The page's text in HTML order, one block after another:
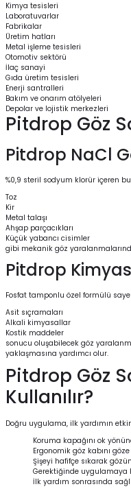
Kimya tesisleri
Laboratuvarlar
Fabrikalar
Üretim hatları
Metal işleme tesisleri
Otomotiv sektörü
İlaç sanayi
Gıda üretim tesisleri
Enerji santralleri
Bakım ve onarım atölyeleri
Depolar ve lojistik merkezleri
Pitdrop Göz
Pitdrop NaCl
%0,9 steril sodyum klorür içeren
Toz
Kir
Metal talaşı
Ahşap parçacıkları
Küçük yabancı cisimler
gibi mekanik göz
Pitdrop
Fosfat tamponlu özel formülü
Asit sıçramaları
Alkali kimyasallar
Kostik maddeler
sonucu oluşabilecek göz
yaklaşmasına yardımcı olur.
Pitdrop Göz
Kullanılır?
Doğru uygulama, ilk yardımın
Koruma kapağını ok
Ergonomik göz kabını
Şişeyi hafifçe sıkarak
Gerektiğinde uygulamaya
İlk yardım sonrasında